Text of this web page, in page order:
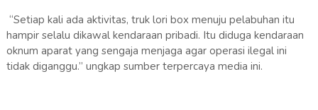
“Setiap kali ada aktivitas, truk lori box menuju pelabuhan itu
hampir selalu dikawal kendaraan pribadi. Itu diduga kendaraan
oknum aparat yang sengaja menjaga agar operasi ilegal ini
tidak diganggu.” ungkap sumber terpercaya media ini.